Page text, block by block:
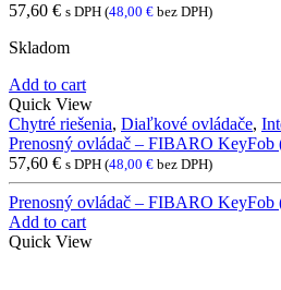
57,60 € s DPH (48,00 € bez DPH)
Skladom
Add to cart
Quick View
Chytré riešenia, Diaľkové ovládače,
Prenosný ovládač – FIBARO
57,60 € s DPH (48,00 € bez DPH)
Prenosný ovládač – FIBARO
Add to cart
Quick View